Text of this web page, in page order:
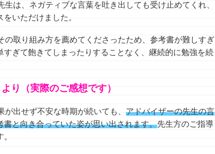
生は、ネガティブな⾔葉を吐き出しても受け⽌めてくれ、
いただけました。
の取り組み方を薦めてくださったため、参考書が難しすぎ
すぎて飽きてしまったりすることなく、継続的に勉強を続
り（実際のご感想です）
が出せず不安な時期が続いても、アドバイザーの先生の言
書と向き合っていた姿が思い出されます。先生方のご指導